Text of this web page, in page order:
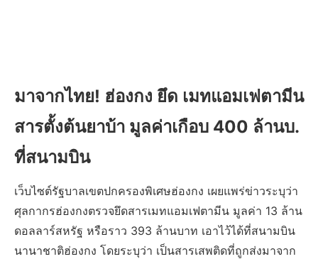
มาจากไทย! ฮ่องกง ยึด เมทแอมเฟตามีน
สารตั้งต้นยาบ้า มูลค่าเกือบ 400 ล้านบ.
ที่สนามบิน
เว็บไซต์รัฐบาลเขตปกครองพิเศษฮ่องกง เผยแพร่ข่าวระบุว่า
ศุลกากรฮ่องกงตรวจยึดสารเมทแอมเฟตามีน มูลค่า 13 ล้าน
ดอลลาร์สหรัฐ หรือราว 393 ล้านบาท เอาไว้ได้ที่สนามบิน
นานาชาติฮ่องกง โดยระบุว่า เป็นสารเสพติดที่ถูกส่งมาจาก